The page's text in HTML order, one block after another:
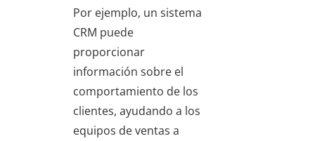
Por ejemplo, un sistema
CRM puede
proporcionar
información sobre el
comportamiento de los
clientes, ayudando a los
equipos de ventas a